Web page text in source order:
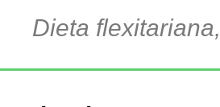
Dieta